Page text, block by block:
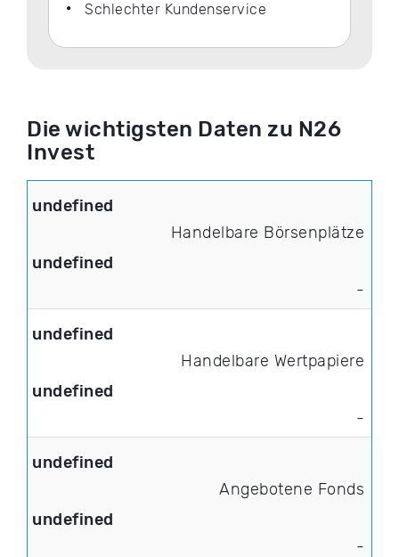
Schlechter Kundenservice
Die wichtigsten Daten zu N26
Invest
Handelbare Börsenplätze
-
Handelbare Wertpapiere
-
Angebotene Fonds
-